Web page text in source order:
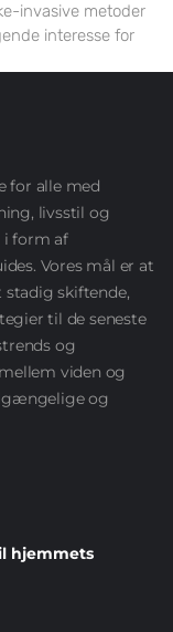
invasive metoder
interesse for
for alle med
livsstil og
i form af
Vores mål er at
skiftende,
til de seneste
og
viden og
og
hjemmets